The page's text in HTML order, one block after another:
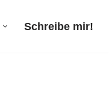
Schreibe mir!